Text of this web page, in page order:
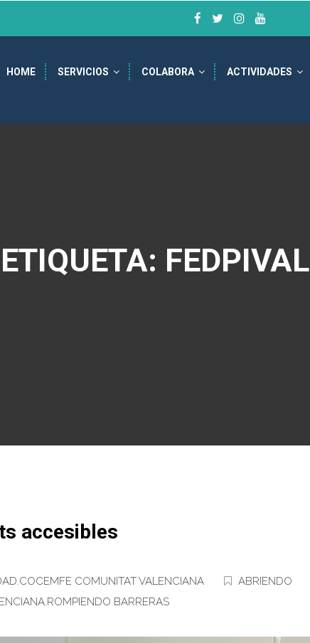
HOME SERVICIOS COLABORA ACTIVIDADES
ETIQUETA: FEDPIVAL
accesibles
,COCEMFE COMUNITAT VALENCIANA
ABRIENDO
,ROMPIENDO BARRERAS